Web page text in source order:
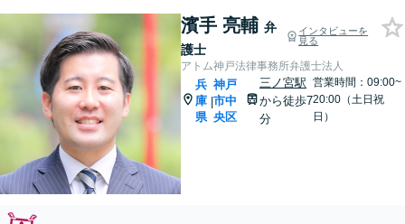
濱手 亮輔 弁
護士
インタビューを
見る
アトム神戸法律事務所弁護士法人
兵
庫
県
|
神戸
市中
央区
三ノ宮駅
から徒歩7
分
営業時間：09:00~
20:00（土日祝
日）